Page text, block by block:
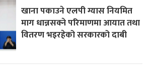
खाना पकाउने एलपी ग्यास नियमित
माग धान्नसक्ने परिमाणमा आयात तथा
वितरण भइरहेको सरकारको दाबी